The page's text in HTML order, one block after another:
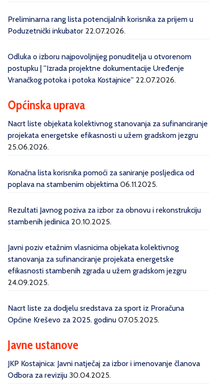
Preliminarna rang lista potencijalnih korisnika za prijem u
Poduzetnički inkubator 22.07.2026.
Odluka o izboru najpovoljnijeg ponuditelja u otvorenom
postupku | ''Izrada projektne dokumentacije Uređenje
Vranačkog potoka i potoka Kostajnice'' 22.07.2026.
Općinska uprava
Nacrt liste objekata kolektivnog stanovanja za sufinanciranje
projekata energetske efikasnosti u užem gradskom jezgru
25.06.2026.
Konačna lista korisnika pomoći za saniranje posljedica od
poplava na stambenim objektima 06.11.2025.
Rezultati Javnog poziva za izbor za obnovu i rekonstrukciju
stambenih jedinica 20.10.2025.
Javni poziv etažnim vlasnicima objekata kolektivnog
stanovanja za sufinanciranje projekata energetske
efikasnosti stambenih zgrada u užem gradskom jezgru
24.09.2025.
Nacrt liste za dodjelu sredstava za sport iz Proračuna
Općine Kreševo za 2025. godinu 07.05.2025.
Javne ustanove
JKP Kostajnica: Javni natječaj za izbor i imenovanje članova
Odbora za reviziju 30.04.2025.